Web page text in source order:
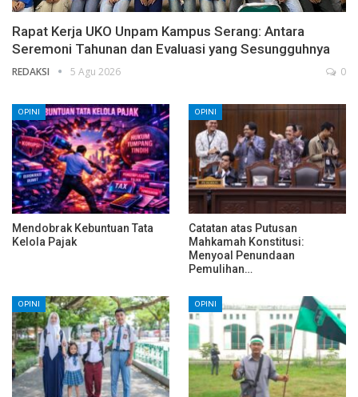
Rapat Kerja UKO Unpam Kampus Serang: Antara
Seremoni Tahunan dan Evaluasi yang Sesungguhnya
REDAKSI 5 Agu 2026 0
OPINI
Mendobrak Kebuntuan Tata
Kelola Pajak
OPINI
Catatan atas Putusan
Mahkamah Konstitusi:
Menyoal Penundaan
Pemulihan…
OPINI OPINI